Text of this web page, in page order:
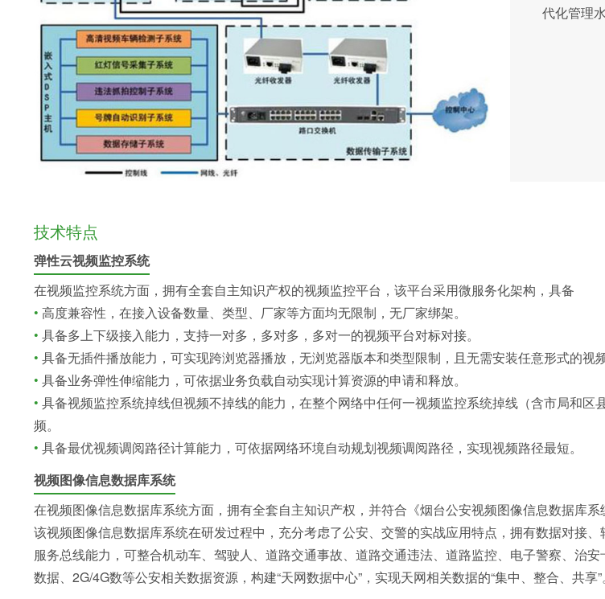
代化管理
技术特点
弹性云视频监控系统
在视频监控系统方面，拥有全套自主知识产权的视频监控平台，该平台采用微服务化架构，具备
• 高度兼容性，在接入设备数量、类型、厂家等方面均无限制，无厂家绑架。
• 具备多上下级接入能力，支持一对多，多对多，多对一的视频平台对标对接。
• 具备无插件播放能力，可实现跨浏览器播放，无浏览器版本和类型限制，且无需安装任意形式的视频
• 具备业务弹性伸缩能力，可依据业务负载自动实现计算资源的申请和释放。
• 具备视频监控系统掉线但视频不掉线的能力，在整个网络中任何一视频监控系统掉线（含市局和
频。
• 具备最优视频调阅路径计算能力，可依据网络环境自动规划视频调阅路径，实现视频路径最短。
视频图像信息数据库系统
在视频图像信息数据库系统方面，拥有全套自主知识产权，并符合《烟台公安视频图像信息数据库系
该视频图像信息数据库系统在研发过程中，充分考虑了公安、交警的实战应用特点，拥有数据对接
服务总线能力，可整合机动车、驾驶人、道路交通事故、道路交通违法、道路监控、电子警察、治
数据、2G/4G数等公安相关数据资源，构建“天网数据中心”，实现天网相关数据的“集中、整合、共享”。